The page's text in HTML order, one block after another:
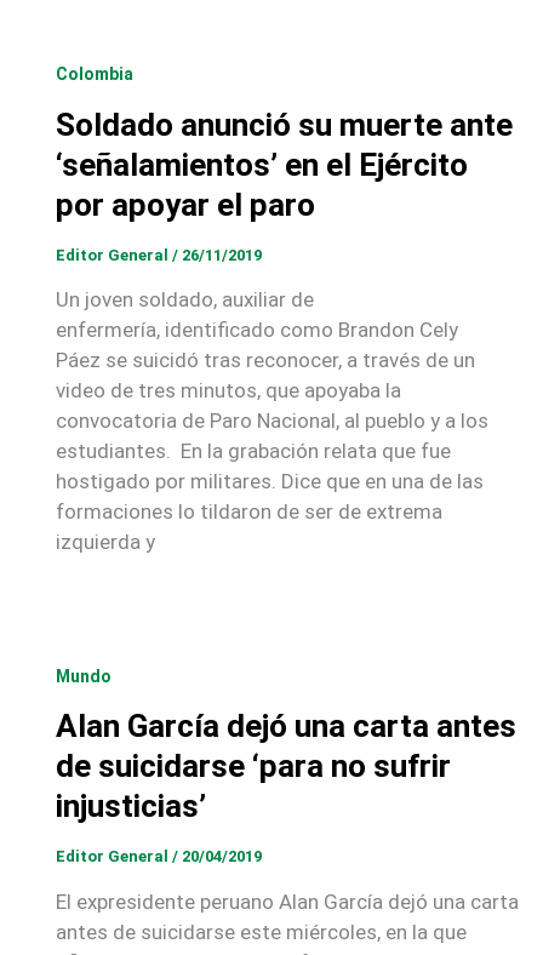
Colombia
Soldado anunció su muerte ante
‘señalamientos’ en el Ejército
por apoyar el paro
Editor General / 26/11/2019
Un joven soldado, auxiliar de
enfermería, identificado como Brandon Cely
Páez se suicidó tras reconocer, a través de un
video de tres minutos, que apoyaba la
convocatoria de Paro Nacional, al pueblo y a los
estudiantes. En la grabación relata que fue
hostigado por militares. Dice que en una de las
formaciones lo tildaron de ser de extrema
izquierda y
Mundo
Alan García dejó una carta antes
de suicidarse ‘para no sufrir
injusticias’
Editor General / 20/04/2019
El expresidente peruano Alan García dejó una carta
antes de suicidarse este miércoles, en la que